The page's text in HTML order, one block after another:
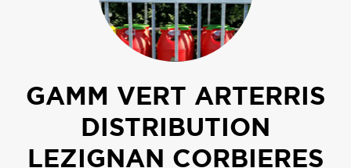
GAMM VERT ARTERRIS
DISTRIBUTION
LEZIGNAN CORBIERES